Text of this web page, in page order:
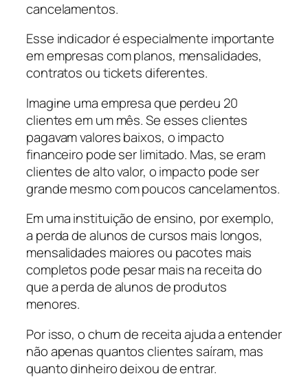
cancelamentos.
Esse indicador é especialmente importante
em empresas com planos, mensalidades,
contratos ou tickets diferentes.
Imagine uma empresa que perdeu 20
clientes em um mês. Se esses clientes
pagavam valores baixos, o impacto
financeiro pode ser limitado. Mas, se eram
clientes de alto valor, o impacto pode ser
grande mesmo com poucos cancelamentos.
Em uma instituição de ensino, por exemplo,
a perda de alunos de cursos mais longos,
mensalidades maiores ou pacotes mais
completos pode pesar mais na receita do
que a perda de alunos de produtos
menores.
Por isso, o churn de receita ajuda a entender
não apenas quantos clientes saíram, mas
quanto dinheiro deixou de entrar.